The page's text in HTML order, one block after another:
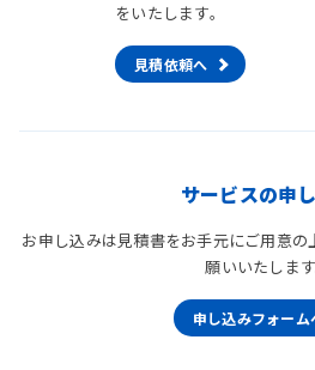
をいたします。
見積依頼へ
サービスの申
お申し込みは見積書をお手元にご用意
願いいたします
申し込みフォーム